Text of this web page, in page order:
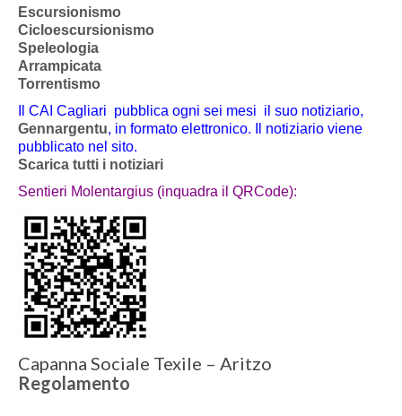
Escursionismo
Cicloescursionismo
Speleologia
Arrampicata
Torrentismo
Il CAI Cagliari pubblica ogni sei mesi il suo notiziario,
Gennargentu, in formato elettronico. Il notiziario viene
pubblicato nel sito.
Scarica tutti i notiziari
Sentieri Molentargius (inquadra il QRCode):
Capanna Sociale Texile – Aritzo
Regolamento